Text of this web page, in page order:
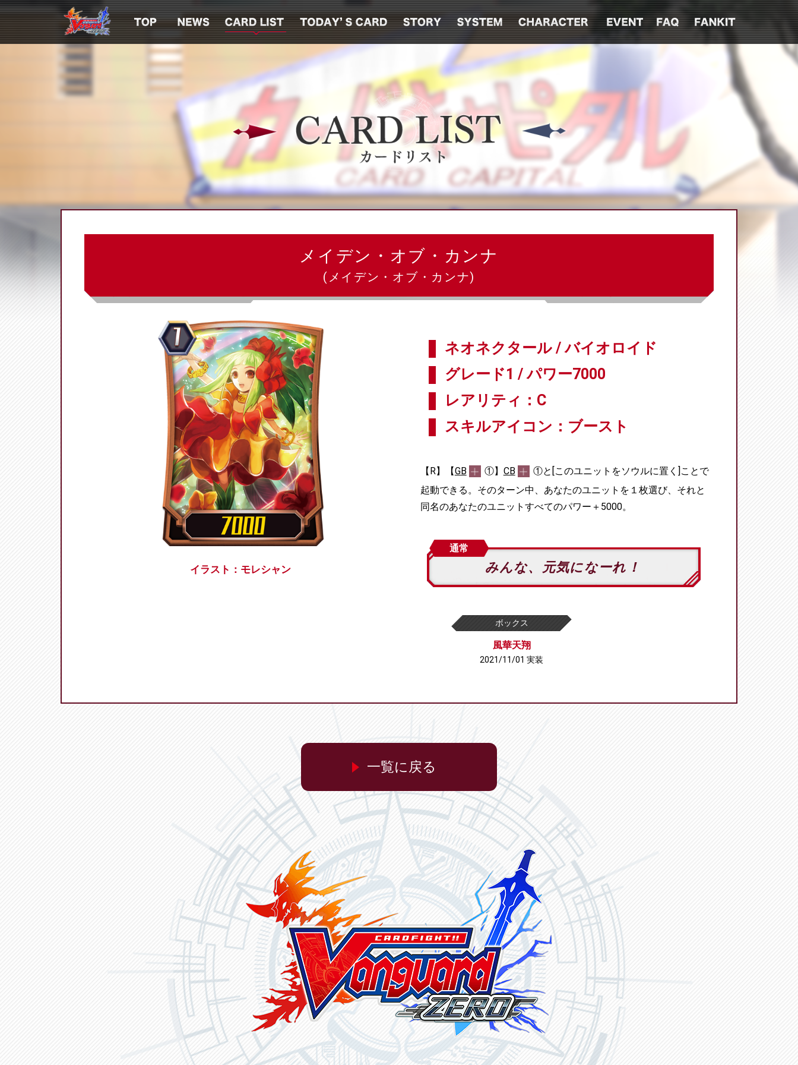
メイデン・オブ・カンナ
(メイデン・オブ・カンナ)
イラスト：モレシャン
ネオネクタール / バイオロイド
グレード1 / パワー7000
レアリティ：C
スキルアイコン：ブースト
【R】【GB ①】 CB
①と[このユニットをソウルに置く]ことで
起動できる。そのターン中、あなたのユニットを１枚選び、それと
同名のあなたのユニットすべてのパワー＋5000。
通常
みんな、元気になーれ！
ボックス
風華天翔
2021/11/01 実装
一覧に戻る
ヴァンガード ZERO